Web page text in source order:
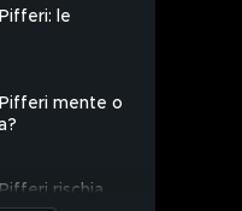
le
mente o
rischia